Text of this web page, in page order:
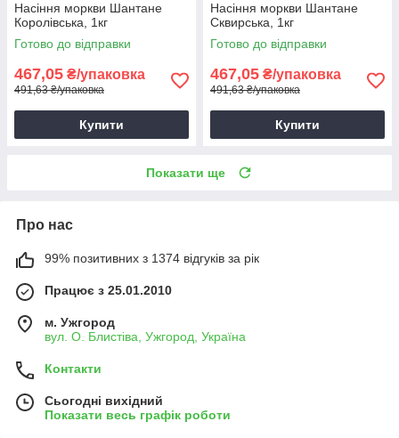
Насіння моркви Шантане
Королівська, 1кг
Готово до відправки
467,05 ₴/упаковка
491,63 ₴/упаковка
Купити
Насіння моркви Шантане
Сквирська, 1кг
Готово до відправки
467,05 ₴/упаковка
491,63 ₴/упаковка
Купити
Показати ще
Про нас
99% позитивних з 1374 відгуків за рік
Працює з 25.01.2010
м. Ужгород
вул. О. Блистіва, Ужгород, Україна
Контакти
Сьогодні вихідний
Показати весь графік роботи